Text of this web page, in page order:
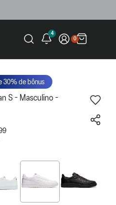
4
0
30% de bônus
S - Masculino -